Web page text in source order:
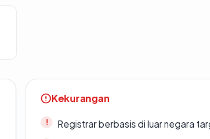
Kekurangan
Registrar berbasis di luar negara